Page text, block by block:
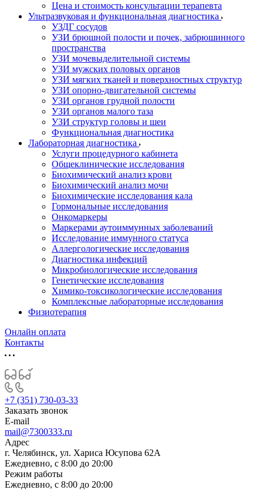
Цена и стоимость консультации терапевта
Ультразвуковая и функциональная диагностика
УЗДГ сосудов
УЗИ брюшной полости и почек, забрюшинного
пространства
УЗИ мочевыделительной системы
УЗИ мужских половых органов
УЗИ мягких тканей и поверхностных структур
УЗИ опорно-двигательной системы
УЗИ органов грудной полости
УЗИ органов малого таза
УЗИ структур головы и шеи
Функциональная диагностика
Лабораторная диагностика
Услуги процедурного кабинета
Общеклинические исследования
Биохимический анализ крови
Биохимический анализ мочи
Биохимические исследования кала
Гормональные исследования
Онкомаркеры
Маркерами аутоиммунных заболеваний
Исследование иммунного статуса
Аллергологические исследования
Диагностика инфекций
Микробиологические исследования
Генетические исследования
Химико-токсикологические исследования
Комплексные лабораторные исследования
Физиотерапия
Онлайн оплата
Контакты
+7 (351) 730-03-33
Заказать звонок
E-mail
mail@7300333.ru
Адрес
г. Челябинск, ул. Хариса Юсупова 62А
Ежедневно, с 8:00 до 20:00
Режим работы
Ежедневно, с 8:00 до 20:00